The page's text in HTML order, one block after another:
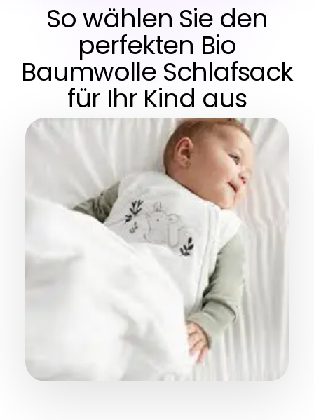
So wählen Sie den
perfekten Bio
Baumwolle Schlafsack
für Ihr Kind aus